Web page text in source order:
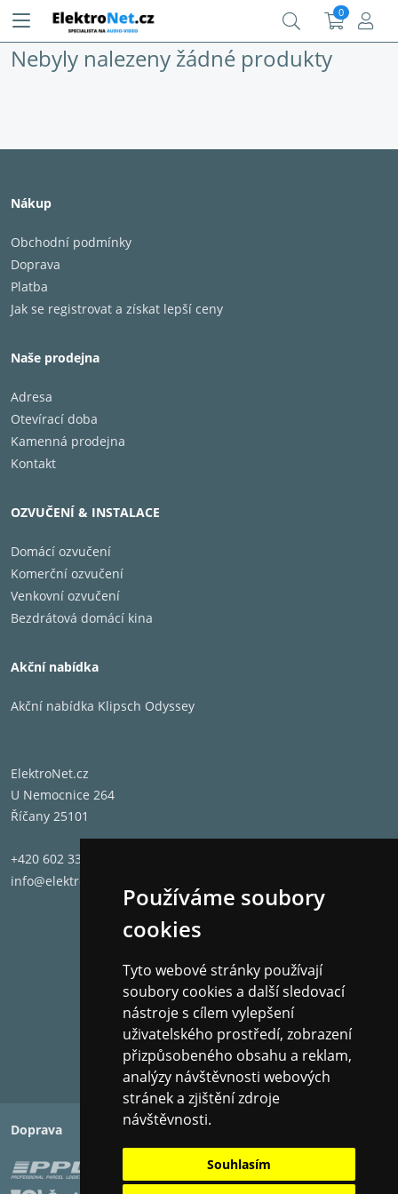
Používáme soubory
cookies
Tyto webové stránky používají
soubory cookies a další sledovací
nástroje s cílem vylepšení
uživatelského prostředí, zobrazení
přizpůsobeného obsahu a reklam,
analýzy návštěvnosti webových
stránek a zjištění zdroje
návštěvnosti.
Souhlasím
0
Nebyly nalezeny žádné produkty
Nákup
Obchodní podmínky
Doprava
Platba
Jak se registrovat a získat lepší ceny
Naše prodejna
Adresa
Otevírací doba
Kamenná prodejna
Kontakt
OZVUČENÍ & INSTALACE
Domácí ozvučení
Komerční ozvučení
Venkovní ozvučení
Bezdrátová domácí kina
Akční nabídka
Akční nabídka Klipsch Odyssey
ElektroNet.cz
U Nemocnice 264
Říčany 25101
+420 602 331 662
info@elektronet.cz
Doprava Platba